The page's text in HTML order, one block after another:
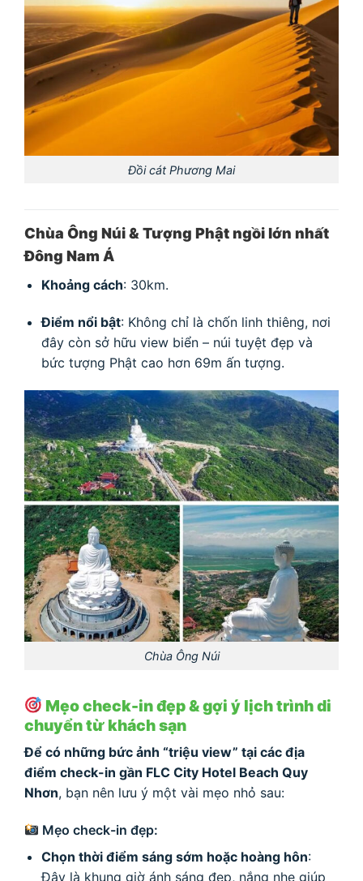
Đồi cát Phương Mai
Chùa Ông Núi & Tượng Phật ngồi lớn nhất
Đông Nam Á
Khoảng cách: 30km.
Điểm nổi bật: Không chỉ là chốn linh thiêng, nơi
đây còn sở hữu view biển – núi tuyệt đẹp và
bức tượng Phật cao hơn 69m ấn tượng.
Chùa Ông Núi
Mẹo check-in đẹp & gợi ý lịch trình di
chuyển từ khách sạn
Để có những bức ảnh “triệu view” tại các địa
điểm check-in gần FLC City Hotel Beach Quy
Nhơn, bạn nên lưu ý một vài mẹo nhỏ sau:
Mẹo check-in đẹp:
Chọn thời điểm sáng sớm hoặc hoàng hôn:
Đây là khung giờ ánh sáng đẹp, nắng nhẹ giúp